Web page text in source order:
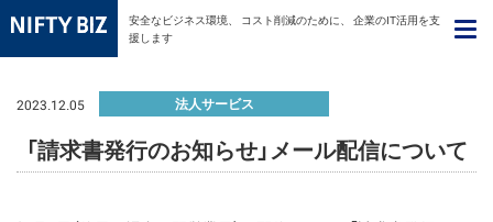
安全なビジネス環境、 コスト削減のために、
企業のIT活用を支
援します
2023.12.05 法人サービス
「請求書発行のお知らせ」メール配信について